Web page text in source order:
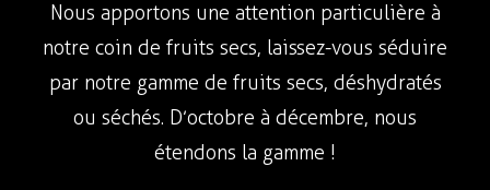
Nous apportons une attention particulière à
notre coin de fruits secs, laissez-vous séduire
par notre gamme de fruits secs, déshydratés
ou séchés. D’octobre à décembre, nous
étendons la gamme !